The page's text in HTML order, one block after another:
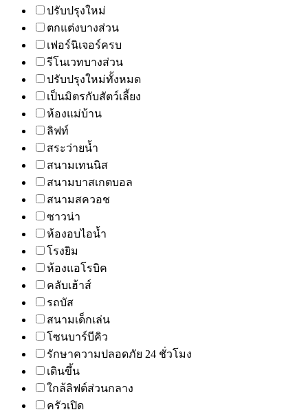
ปรับปรุงใหม่
ตกแต่งบางส่วน
เฟอร์นิเจอร์ครบ
รีโนเวทบางส่วน
ปรับปรุงใหม่ทั้งหมด
เป็นมิตรกับสัตว์เลี้ยง
ห้องแม่บ้าน
ลิฟท์
สระว่ายน้ำ
สนามเทนนิส
สนามบาสเกตบอล
สนามสควอช
ซาวน่า
ห้องอบไอน้ำ
โรงยิม
ห้องแอโรบิค
คลับเฮ้าส์
รถบัส
สนามเด็กเล่น
โซนบาร์บีคิว
รักษาความปลอดภัย 24 ชั่วโมง
เดินขึ้น
ใกล้ลิฟต์ส่วนกลาง
ครัวเปิด